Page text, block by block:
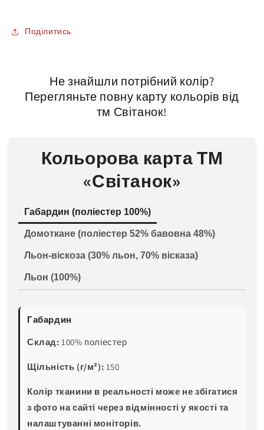
Поділитись
Не знайшли потрібний колір?
Перегляньте повну карту кольорів від
тм Світанок!
Кольорова карта ТМ
«Світанок»
Габардин (поліестер 100%)
Домоткане (поліестер 52% бавовна 48%)
Льон-віскоза (30% льон, 70% вісказа)
Льон (100%)
Габардин
Склад: 100% поліестер
Щільність (г/м²): 150
Колір тканини в реальності може не збігатися
з фото на сайті через відмінності у якості та
налаштуванні моніторів.